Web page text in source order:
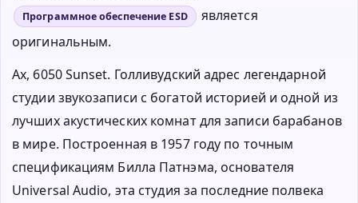
Программное обеспечение ESD
является
оригинальным.
Ах, 6050 Sunset. Голливудский адрес легендарной
студии звукозаписи с богатой историей и одной из
лучших акустических комнат для записи барабанов
в мире. Построенная в 1957 году по точным
спецификациям Билла Патнэма, основателя
Universal Audio, эта студия за последние полвека